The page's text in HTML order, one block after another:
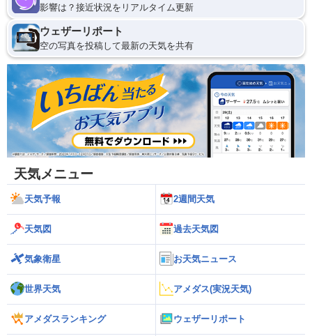
影響は？接近状況をリアルタイム更新
ウェザーリポート
空の写真を投稿して最新の天気を共有
天気メニュー
天気予報 2週間天気
天気図 過去天気図
気象衛星 お天気ニュース
世界天気 アメダス(実況天気)
アメダスランキング ウェザーリポート